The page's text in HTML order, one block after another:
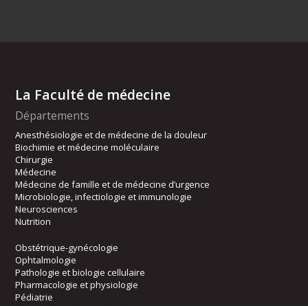
La Faculté de médecine
Départements
Anesthésiologie et de médecine de la douleur
Biochimie et médecine moléculaire
Chirurgie
Médecine
Médecine de famille et de médecine d’urgence
Microbiologie, infectiologie et immunologie
Neurosciences
Nutrition
Obstétrique-gynécologie
Ophtalmologie
Pathologie et biologie cellulaire
Pharmacologie et physiologie
Pédiatrie